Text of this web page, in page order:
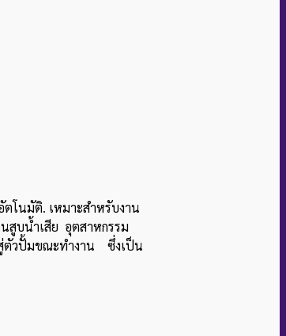
โนมัติ. เหมาะสำหรับงาน
สูบน้ำเสีย อุตสาหกรรม
สู่ตัวปั้มขณะทำงาน ซึ่งเป็น